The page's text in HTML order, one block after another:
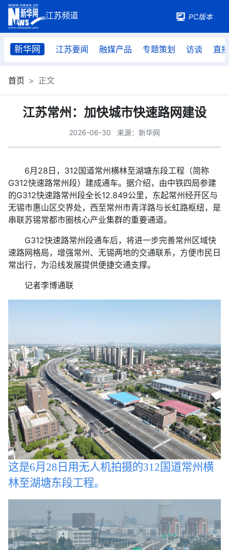
PC版本
新华网 江苏要闻 融媒产品 专题策划 访谈 直播
首页 正文
江苏常州：加快城市快速路网建设
2026-06-30 来源：新华网
6月28日，312国道常州横林至湖塘东段工程（简称
G312快速路常州段）建成通车。据介绍，由中铁四局参建
的G312快速路常州段全长12.849公里，东起常州经开区与
无锡市惠山区交界处，西至常州市青洋路与长虹路枢纽，是
串联苏锡常都市圈核心产业集群的重要通道。
G312快速路常州段通车后，将进一步完善常州区域快
速路网格局，增强常州、无锡两地的交通联系，方便市民日
常出行，为沿线发展提供便捷交通支撑。
记者李博通联
这是6月28日用无人机拍摄的312国道常州横
林至湖塘东段工程。